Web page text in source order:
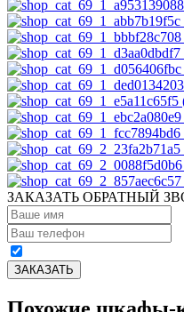
ЗАКАЗАТЬ ОБРАТНЫЙ